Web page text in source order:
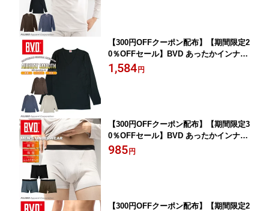
【300円OFFクーポン配布】【期間限定2
0％OFFセール】BVD あったかインナー
軽量 保温 V首長袖Tシャツ エアヒート
スムース Vネック メンズ 防寒 アンダー
1,584 円
【300円OFFクーポン配布】【期間限定3
0％OFFセール】BVD あったかインナー
軽量 保温 ボクサーパンツ メンズ 防寒
985 円
【300円OFFクーポン配布】【期間限定2